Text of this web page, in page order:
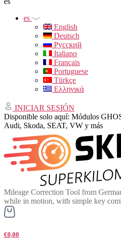
es
English
Deutsch
Русский
Italiano
Français
Portuguese
Türkçe
Ελληνικά
INICIAR SESIÓN
Disponible solo aquí: Módulos
Audi, Skoda, SEAT, VW y más
Mileage Correction Tool from
while in motion, with simple key
€0,00